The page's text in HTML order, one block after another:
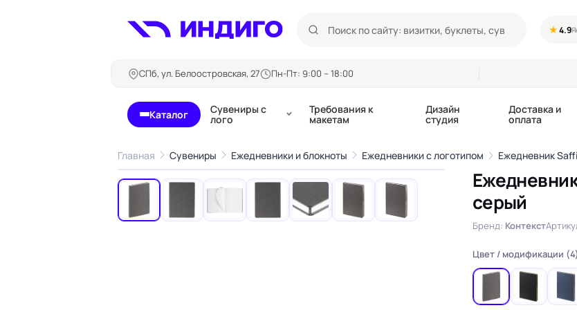
★4.9
СПб, ул. Белоостровская, 27 Пн-Пт: 9:00 – 18:00
Каталог
Бланки и формуляры
Бейджи
Билеты, купоны
Буклеты
Календари квартальные
Календари настольные
Календари перекидные
Ценники
Ярлыки
Сувениры с
лого
Требования к
макетам
Дизайн
студия
Доставка и
оплата
Главная Сувениры Ежедневники и блокноты Ежедневники с логотипом Ежедневник
‹ ›
1/7
серый
Бренд: Контекст
Цвет / модификации